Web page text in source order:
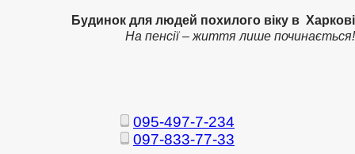
Будинок для людей похилого віку в Харкові
На пенсії – життя лише починається!
095-497-7-234
097-833-77-33